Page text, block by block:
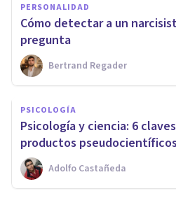
PERSONALIDAD
Cómo detectar a un
pregunta
Bertrand Regader
PSICOLOGÍA
​Psicología y ciencia: 6
productos pseudocientíficos
Adolfo Castañeda